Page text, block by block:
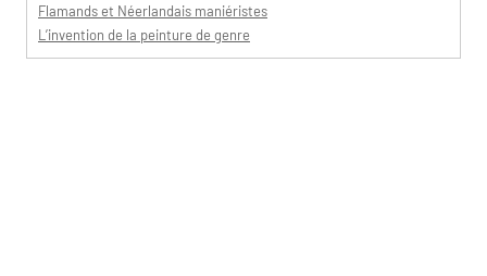
Flamands et Néerlandais maniéristes
L’invention de la peinture de genre